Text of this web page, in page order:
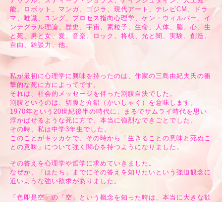
能、ロボット、マンガ、ゴジラ、現代アート、テレビCM、ドラ
マ、唯識、ユング、プロセス指向心理学、ケン・ウィルバー、イ
ンテグラル理論、歴史、宇宙、素粒子、生命、人体、脳、心、生
と死、男と女、愛、音楽、ロック、将棋、光と闇、実験、創造、
自由、雑談力、他。
私が最初に心理学に興味を持ったのは、作家の三島由紀夫氏の衝
撃的な死に方によってです。
それは、社会的メッセージを伴った割腹自決でした。
割腹というのは、切腹と介錯（かいしゃく）を意味します。
1970年という20世紀後半の時代に、まるでサムライ時代を思い
浮かばせるような死に方で、本当に強烈なできごとでした。
その時、私は中学3年生でした。
このことがキッカケで、その時から「生きることの意味と死ぬこ
との意味」について強く関心を持つようになりました。
その答えを心理学や哲学に求めていきました。
なぜか、「はたち」までにその答えを知りたいという強迫観念に
近いような強い欲求がありました。
「色即是空」の「空」という概念を知った時は、本当に大きな歓